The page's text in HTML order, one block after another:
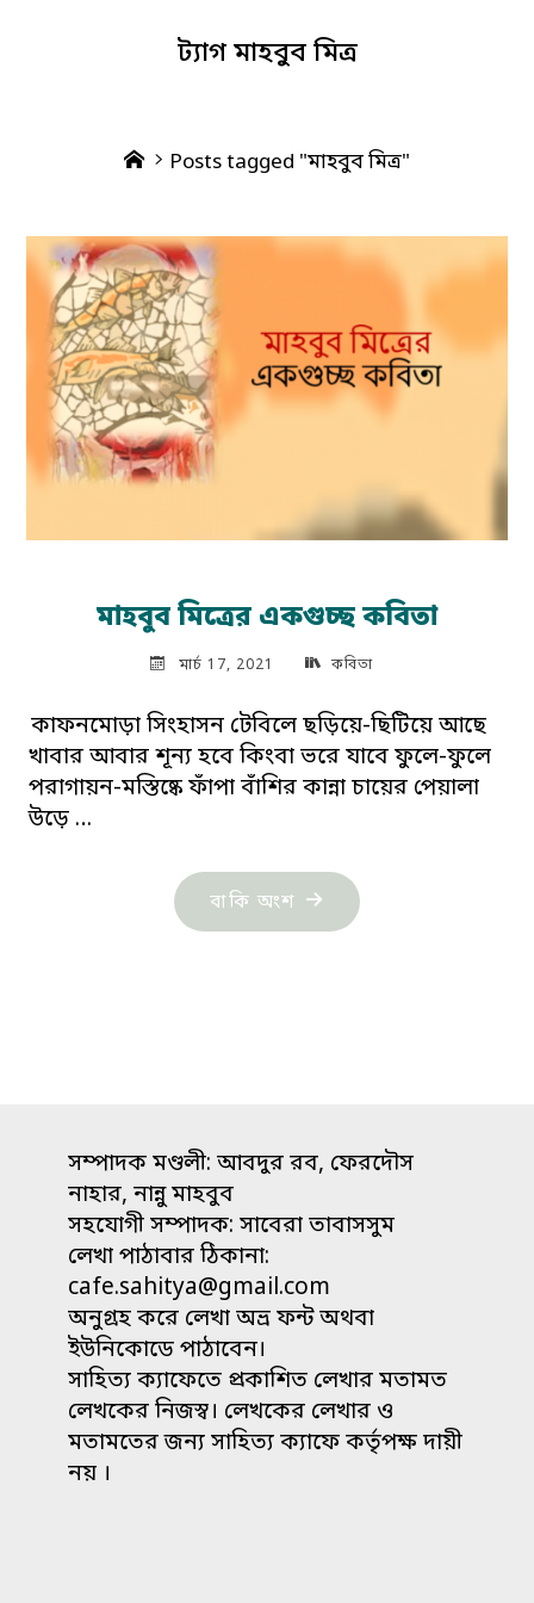
ট্যাগ মাহবুব মিত্র
HomePosts tagged "মাহবুব মিত্র"
মাহবুব মিত্রের একগুচ্ছ কবিতা
মার্চ 17, 2021 কবিতা
কাফনমোড়া সিংহাসন টেবিলে ছড়িয়ে-ছিটিয়ে আছে
খাবার আবার শূন্য হবে কিংবা ভরে যাবে ফুলে-ফুলে
পরাগায়ন-মস্তিষ্কে ফাঁপা বাঁশির কান্না চায়ের পেয়ালা
উড়ে …
বাকি অংশ "মাহবুব
মিত্রের
সম্পাদক মণ্ডলী: আবদুর রব, ফেরদৌস
নাহার, নান্নু মাহবুব
সহযোগী সম্পাদক: সাবেরা তাবাসসুম
লেখা পাঠাবার ঠিকানা:
cafe.sahitya@gmail.com
অনুগ্রহ করে লেখা অভ্র ফন্ট অথবা
ইউনিকোডে পাঠাবেন।
সাহিত্য ক্যাফেতে প্রকাশিত লেখার মতামত
লেখকের নিজস্ব। লেখকের লেখার ও
মতামতের জন্য সাহিত্য ক্যাফে কর্তৃপক্ষ দায়ী
নয় ।